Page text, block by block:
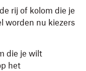
rij of kolom die je
worden nu kiezers
die je wilt
het